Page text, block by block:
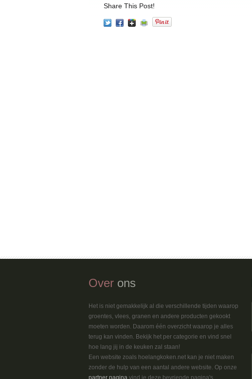
Share This Post!
Over ons
Het is niet gemakkelijk al die verschillende tijden waarop
groentes, vlees, granen en andere producten gekookt
moeten worden. Daarom één overzicht waarop je alles
terug kan vinden. Bekijk het per categorie en vind snel
hoe lang jij in de keuken zal staan!
Een website zoals hoelangkoken.net kan je niet maken
zonder de hulp van een aantal andere website. Op onze
partner pagina vind je deze bevriende pagina's